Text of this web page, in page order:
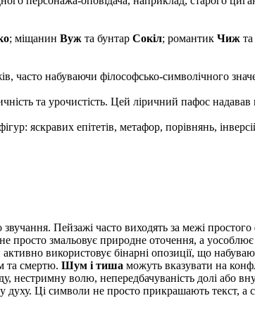
; міщанин Вуж та бунтар Сокіл; романтик Чиж
часто набуваючи філософсько-символічного
та урочистість. Цей ліричний пафос надавав
яскравих епітетів, метафор, порівнянь,
Пейзажі часто виходять за межі
просто змальовує природне оточення, а
використовує бінарні опозиції, що
та смертю. Шум і тиша можуть вказувати на
нестримну волю, непередбачуваність долі або
Ці символи не просто прикрашають текст, а